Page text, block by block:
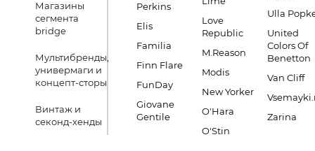
Магазины
сегмента
bridge
Мультибренды,
универмаги и
концепт-сторы
Винтаж и
секонд-хенды
Perkins
Elis
Familia
Finn Flare
FunDay
Giovane
Gentile
Love
Republic
M.Reason
Modis
New Yorker
O'Hara
O'Stin
Ulla
United
Colors Of
Benetton
Van Cliff
Zarina